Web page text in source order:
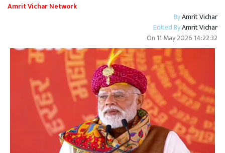
Amrit Vichar Network
ByAmrit Vichar
Edited ByAmrit Vichar
On 11 May 2026 14:22:32